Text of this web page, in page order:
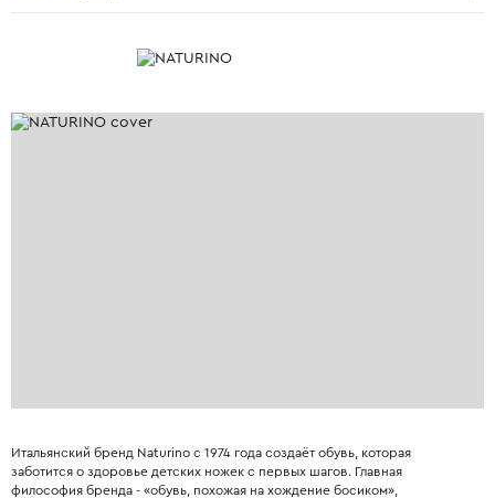
Итальянский бренд Naturino с 1974 года создаёт обувь, которая
заботится о здоровье детских ножек с первых шагов. Главная
философия бренда - «обувь, похожая на хождение босиком»,